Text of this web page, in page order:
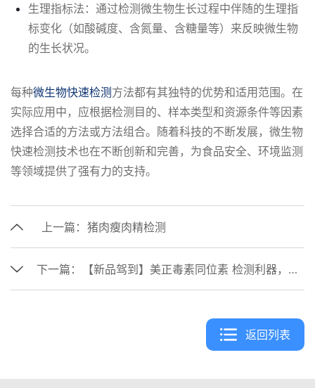
生理指标法：通过检测微生物生长过程中伴随的生理指
标变化（如酸碱度、含氮量、含糖量等）来反映微生物
的生长状况。
每种微生物快速检测方法都有其独特的优势和适用范围。在
实际应用中，应根据检测目的、样本类型和资源条件等因素
选择合适的方法或方法组合。随着科技的不断发展，微生物
快速检测技术也在不断创新和完善，为食品安全、环境监测
等领域提供了强有力的支持。
上一篇： 猪肉瘦肉精检测
下一篇： 【新品驾到】美正毒素同位素 检测利器，速来抢购！
返回列表